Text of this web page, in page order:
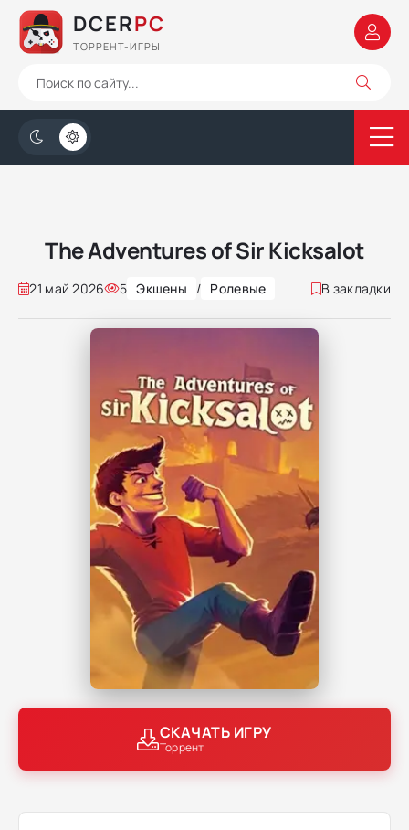
DCERPC
ТОРРЕНТ-ИГРЫ
The Adventures of Sir Kicksalot
21 май 2026 5 Экшены / Ролевые В закладки
СКАЧАТЬ ИГРУ
Торрент